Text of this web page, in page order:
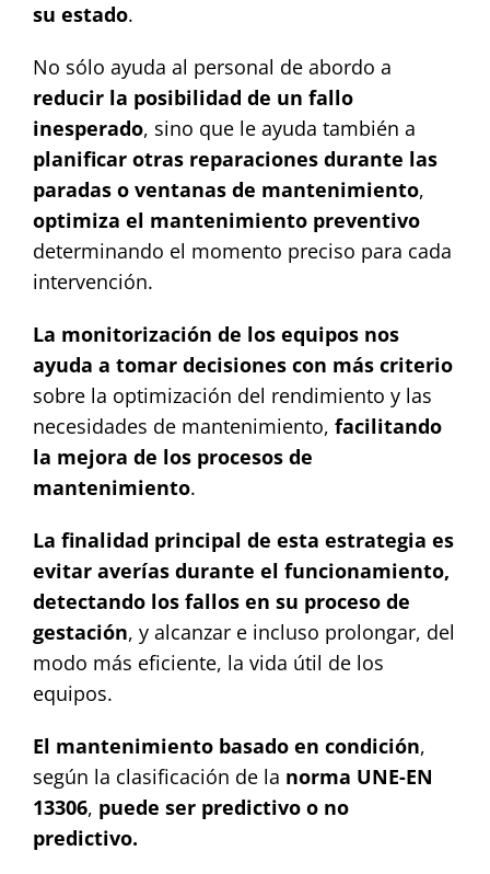
su estado.
No sólo ayuda al personal de abordo a
reducir la posibilidad de un fallo
inesperado, sino que le ayuda también a
planificar otras reparaciones durante las
paradas o ventanas de mantenimiento,
optimiza el mantenimiento preventivo
determinando el momento preciso para cada
intervención.
La monitorización de los equipos nos
ayuda a tomar decisiones con más criterio
sobre la optimización del rendimiento y las
necesidades de mantenimiento, facilitando
la mejora de los procesos de
mantenimiento.
La finalidad principal de esta estrategia es
evitar averías durante el funcionamiento,
detectando los fallos en su proceso de
gestación, y alcanzar e incluso prolongar, del
modo más eficiente, la vida útil de los
equipos.
El mantenimiento basado en condición,
según la clasificación de la norma UNE-EN
13306, puede ser predictivo o no
predictivo.